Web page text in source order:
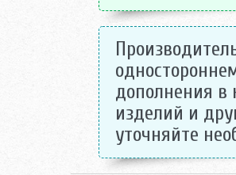
дополнения
изделий и
уточняйте